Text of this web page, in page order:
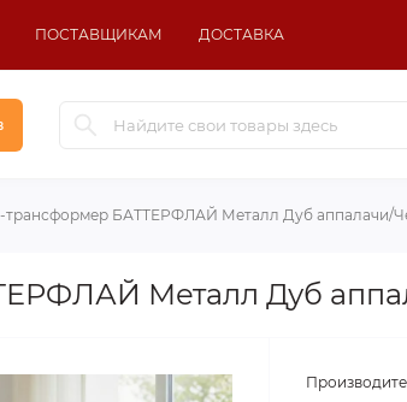
ПОСТАВЩИКАМ ДОСТАВКА
трансформер БАТТЕРФЛАЙ Металл Дуб аппалачи/
Металл Дуб